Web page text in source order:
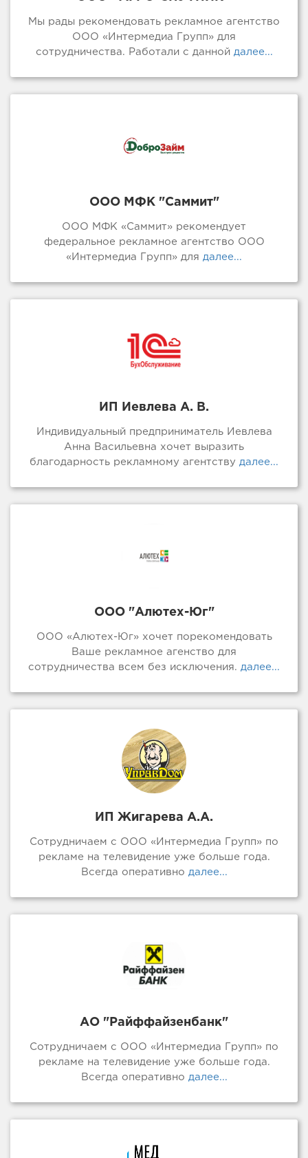
Мы рады рекомендовать рекламное агентство
ООО «Интермедиа Групп» для
сотрудничества. Работали с даннойдалее...
ООО МФК "Саммит"
ООО МФК «Саммит» рекомендует
федеральное рекламное агентство ООО
«Интермедиа Групп» для далее...
ИП Иевлева А. В.
Индивидуальный предприниматель Иевлева
Анна Васильевна хочет выразить
благодарность рекламному агентству далее...
ООО "Алютех-Юг"
ООО «Алютех-Юг» хочет порекомендовать
Ваше рекламное агенство для
сотрудничества всем без исключения. далее...
ИП Жигарева А.А.
Сотрудничаем с ООО «Интермедиа Групп» по
рекламе на телевидение уже больше года.
Всегда оперативно далее...
АО "Райффайзенбанк"
Сотрудничаем с ООО «Интермедиа Групп» по
рекламе на телевидение уже больше года.
Всегда оперативно далее...